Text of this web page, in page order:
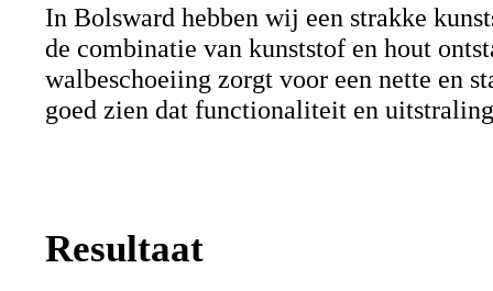
In Bolsward hebben wij een strakke
de combinatie van kunststof en hout
walbeschoeiing zorgt voor een nette en
goed zien dat functionaliteit en
Resultaat